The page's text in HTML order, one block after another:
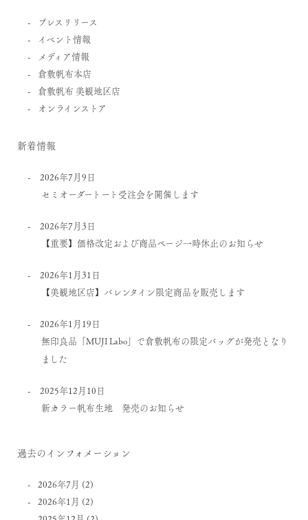
プレスリリース
イベント情報
メディア情報
倉敷帆布本店
倉敷帆布 美観地区店
オンラインストア
新着情報
2026年7月9日
セミオーダートート受注会を開催します
2026年7月3日
【重要】価格改定および商品ページ一時休止のお知らせ
2026年1月31日
【美観地区店】バレンタイン限定商品を販売します
2026年1月19日
無印良品「MUJI Labo」で倉敷帆布の限定バッグが発売となり
ました
2025年12月10日
新カラー帆布生地 発売のお知らせ
過去のインフォメーション
2026年7月 (2)
2026年1月 (2)